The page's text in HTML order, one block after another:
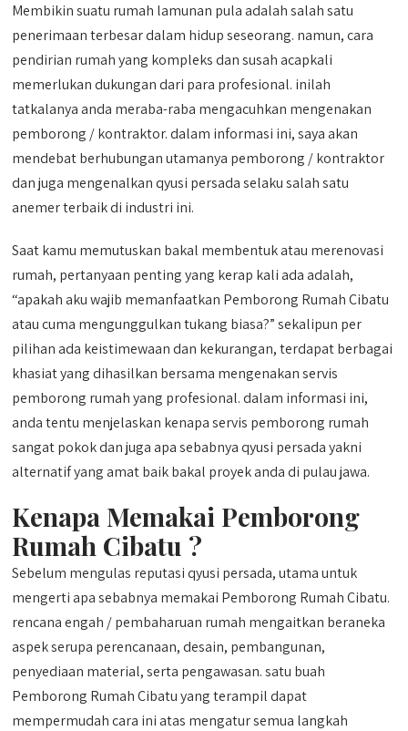
Membikin suatu rumah lamunan pula adalah salah satu
penerimaan terbesar dalam hidup seseorang. namun, cara
pendirian rumah yang kompleks dan susah acapkali
memerlukan dukungan dari para profesional. inilah
tatkalanya anda meraba-raba mengacuhkan mengenakan
pemborong / kontraktor. dalam informasi ini, saya akan
mendebat berhubungan utamanya pemborong / kontraktor
dan juga mengenalkan qyusi persada selaku salah satu
anemer terbaik di industri ini.
Saat kamu memutuskan bakal membentuk atau merenovasi
rumah, pertanyaan penting yang kerap kali ada adalah,
“apakah aku wajib memanfaatkan Pemborong Rumah Cibatu
atau cuma mengunggulkan tukang biasa?” sekalipun per
pilihan ada keistimewaan dan kekurangan, terdapat berbagai
khasiat yang dihasilkan bersama mengenakan servis
pemborong rumah yang profesional. dalam informasi ini,
anda tentu menjelaskan kenapa servis pemborong rumah
sangat pokok dan juga apa sebabnya qyusi persada yakni
alternatif yang amat baik bakal proyek anda di pulau jawa.
Kenapa Memakai Pemborong
Rumah Cibatu ?
Sebelum mengulas reputasi qyusi persada, utama untuk
mengerti apa sebabnya memakai Pemborong Rumah Cibatu.
rencana engah / pembaharuan rumah mengaitkan beraneka
aspek serupa perencanaan, desain, pembangunan,
penyediaan material, serta pengawasan. satu buah
Pemborong Rumah Cibatu yang terampil dapat
mempermudah cara ini atas mengatur semua langkah